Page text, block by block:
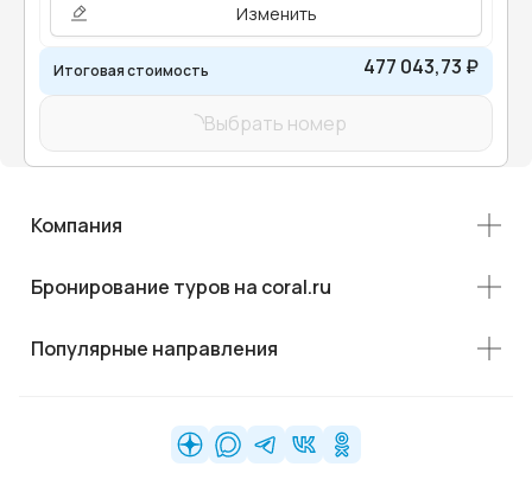
Изменить
Итоговая стоимость 477 043,73 ₽
Выбрать номер
Компания
Бронирование туров на coral.ru
Популярные направления